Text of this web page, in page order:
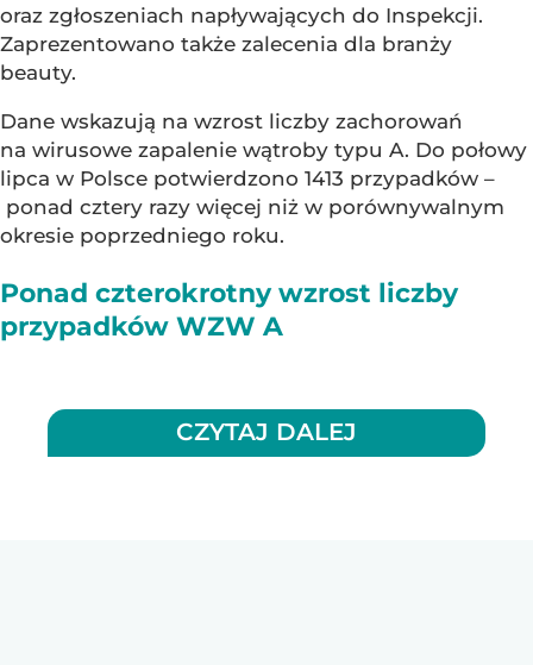
oraz zgłoszeniach napływających do Inspekcji.
Zaprezentowano także zalecenia dla branży
beauty.
Dane wskazują na wzrost liczby zachorowań
na wirusowe zapalenie wątroby typu A. Do połowy
lipca w Polsce potwierdzono 1413 przypadków –
ponad cztery razy więcej niż w porównywalnym
okresie poprzedniego roku.
Ponad czterokrotny wzrost liczby
przypadków WZW A
CZYTAJ DALEJ